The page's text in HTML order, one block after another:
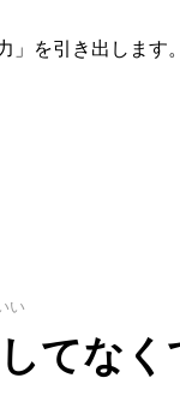
を引き出します。
い
てなく